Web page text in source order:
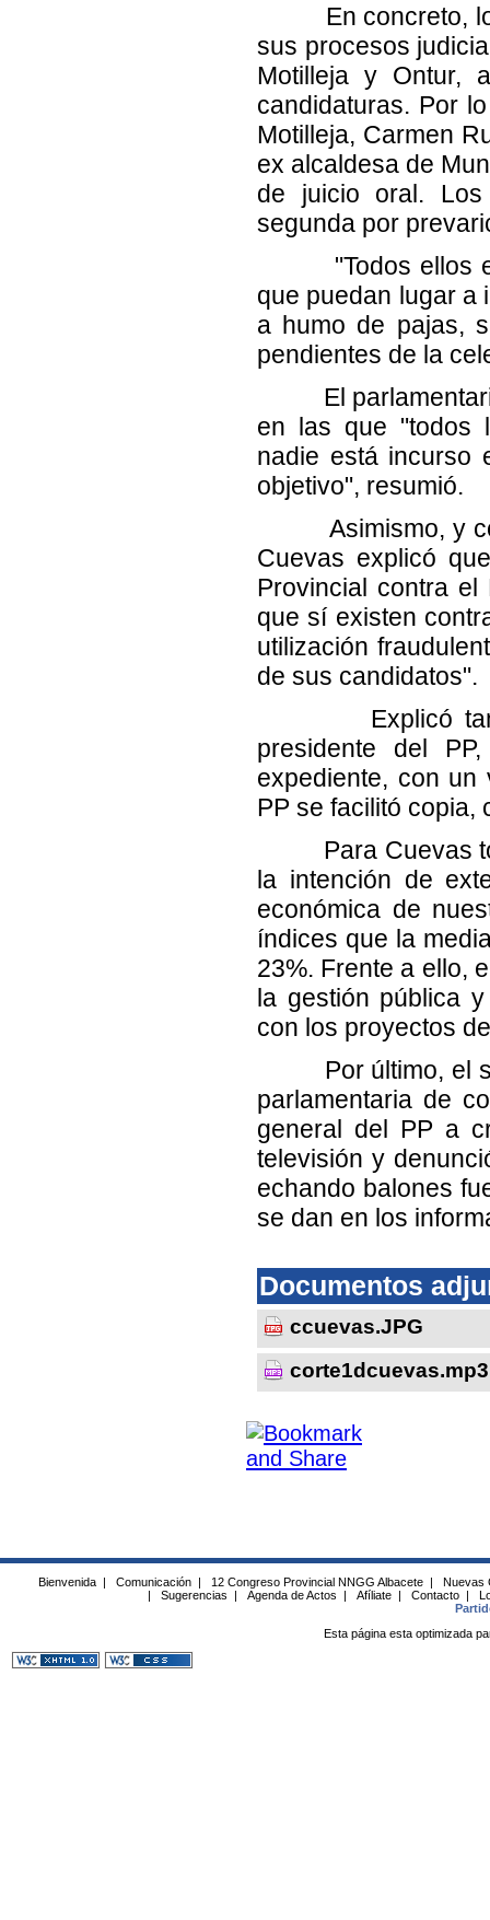
En concreto, los
sus procesos
Motilleja y Ontur,
candidaturas. Por
Motilleja, Carmen
ex alcaldesa de
de juicio oral.
segunda por
"Todos ellos
que puedan lugar a
a humo de pajas,
pendientes de la
El parlamentario
en las que "todos
nadie está incurso
objetivo", resumió.
Asimismo, y con
Cuevas explicó
Provincial contra
que sí existen
utilización
de sus candidatos".
Explicó
presidente del
expediente, con
PP se facilitó copia,
Para Cuevas
la intención de
económica de
índices que la
23%. Frente a ello,
la gestión pública
con los proyectos
Por último, el
parlamentaria de
general del PP a
televisión y
echando balones
se dan en los
Documentos
ccuevas.JPG
corte1dcuevas.mp3
Bienvenida | Comunicación | 12 Congreso Provincial NNGG Albacete |
Nuevas
|
Sugerencias | Agenda de Actos | Afíliate | Contacto |
Esta página esta optimizada